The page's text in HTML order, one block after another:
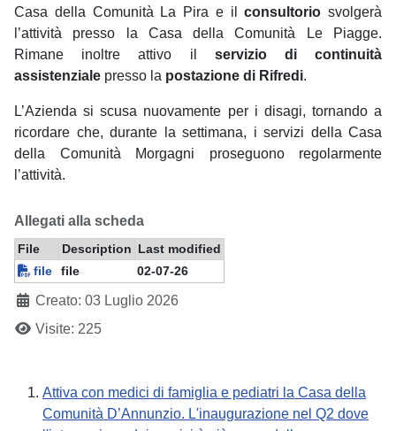
Casa della Comunità La Pira e ilconsultorio svolgerà
l’attività presso la Casa della Comunità Le Piagge.
Rimane inoltre attivo il servizio di continuità
assistenziale presso la postazione di Rifredi.
L’Azienda si scusa nuovamente per i disagi, tornando a
ricordare che, durante la settimana, i servizi della Casa
della Comunità Morgagni proseguono regolarmente
l’attività.
Allegati alla scheda
File Description Last modified
file
file 02-07-26
Creato: 03 Luglio 2026
Visite: 225
Attiva con medici di famiglia e pediatri la Casa della
Comunità D’Annunzio. L'inaugurazione nel Q2 dove